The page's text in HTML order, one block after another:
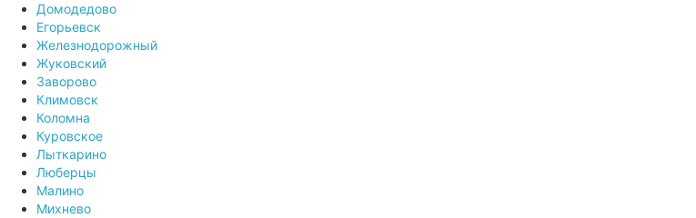
Домодедово
Егорьевск
Железнодорожный
Жуковский
Заворово
Климовск
Коломна
Куровское
Лыткарино
Люберцы
Малино
Михнево